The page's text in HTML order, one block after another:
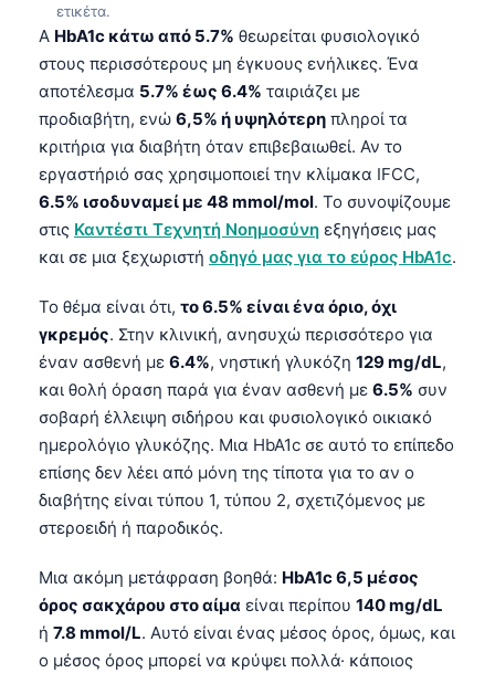
ετικέτα.
A HbA1c κάτω από 5.7% θεωρείται φυσιολογικό
στους περισσότερους μη έγκυους ενήλικες. Ένα
αποτέλεσμα 5.7% έως 6.4% ταιριάζει με
προδιαβήτη, ενώ 6,5% ή υψηλότερη πληροί τα
κριτήρια για διαβήτη όταν επιβεβαιωθεί. Αν το
εργαστήριό σας χρησιμοποιεί την κλίμακα IFCC,
6.5% ισοδυναμεί με 48 mmol/mol. Το συνοψίζουμε
στις Καντέστι Τεχνητή Νοημοσύνη εξηγήσεις μας
και σε μια ξεχωριστή οδηγό μας για το εύρος HbA1c.
Το θέμα είναι ότι, το 6.5% είναι ένα όριο, όχι
γκρεμός. Στην κλινική, ανησυχώ περισσότερο για
έναν ασθενή με 6.4%, νηστική γλυκόζη 129 mg/dL,
και θολή όραση παρά για έναν ασθενή με 6.5% συν
σοβαρή έλλειψη σιδήρου και φυσιολογικό οικιακό
ημερολόγιο γλυκόζης. Μια HbA1c σε αυτό το επίπεδο
επίσης δεν λέει από μόνη της τίποτα για το αν ο
διαβήτης είναι τύπου 1, τύπου 2, σχετιζόμενος με
στεροειδή ή παροδικός.
Μια ακόμη μετάφραση βοηθά: HbA1c 6,5 μέσος
όρος σακχάρου στο αίμα είναι περίπου 140 mg/dL
ή 7.8 mmol/L. Αυτό είναι ένας μέσος όρος, όμως, και
ο μέσος όρος μπορεί να κρύψει πολλά· κάποιος